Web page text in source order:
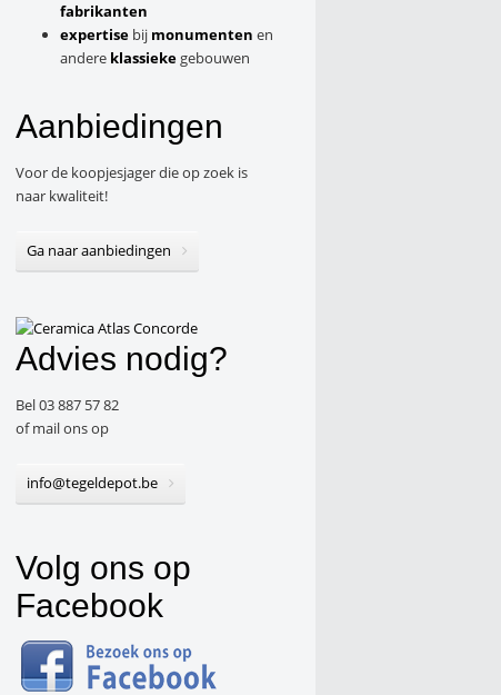
fabrikanten
expertise bij monumenten en
andere klassiekegebouwen
Aanbiedingen
Voor de koopjesjager die op zoek is
naar kwaliteit!
Ga naar aanbiedingen
Advies nodig?
Bel 03 887 57 82
of mail ons op
info@tegeldepot.be
Volg ons op
Facebook